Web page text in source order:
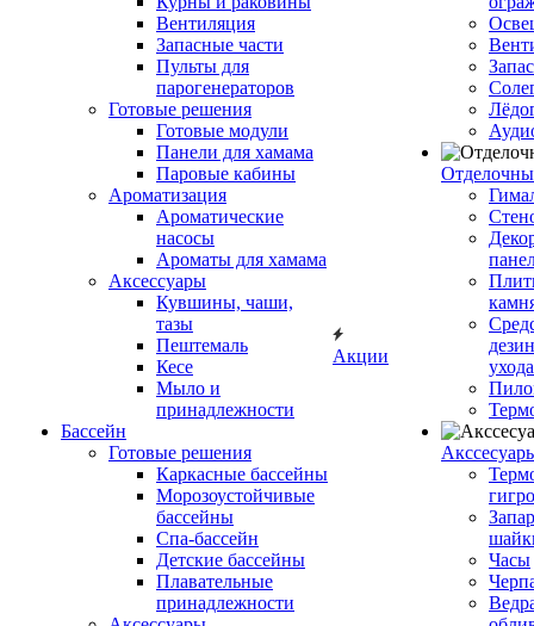
Вентиляция
Запасные части
Пульты для
парогенераторов
Готовые решения
Готовые модули
Панели для хамама
Паровые кабины
Ароматизация
Ароматические
насосы
Ароматы для хамама
Аксессуары
Кувшины, чаши,
тазы
Пештемаль
Кесе
Мыло и
принадлежности
Бассейн
Готовые решения
Каркасные бассейны
Морозоустойчивые
бассейны
Спа-бассейн
Детские бассейны
Плавательные
принадлежности
Акции
ухода
Часы